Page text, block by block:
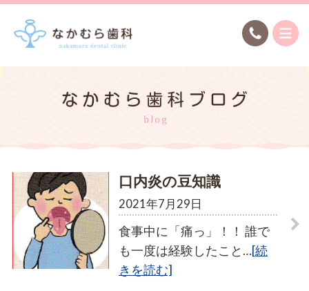
口内炎の豆知識
2021年7月29日
食事中に「痛っ」！！ 誰で
も一度は経験したこと…[続
きを読む]